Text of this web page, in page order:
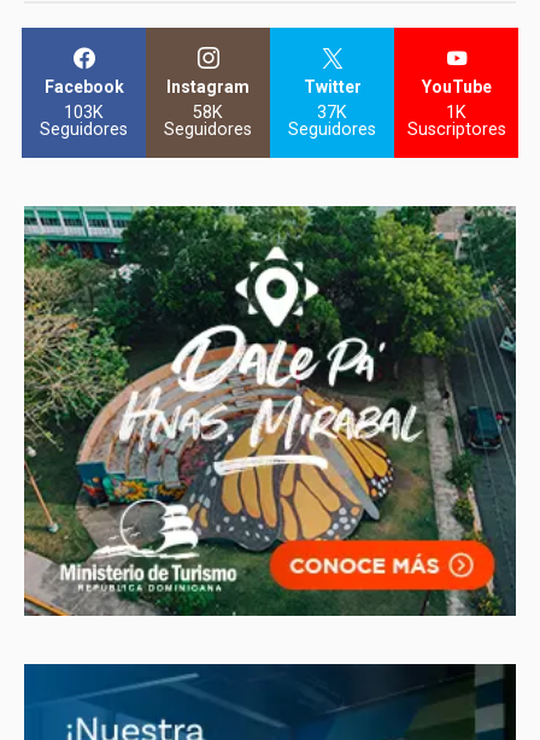
Facebook
103K
Seguidores
Instagram
58K
Seguidores
Twitter
37K
Seguidores
YouTube
1K
Suscriptores